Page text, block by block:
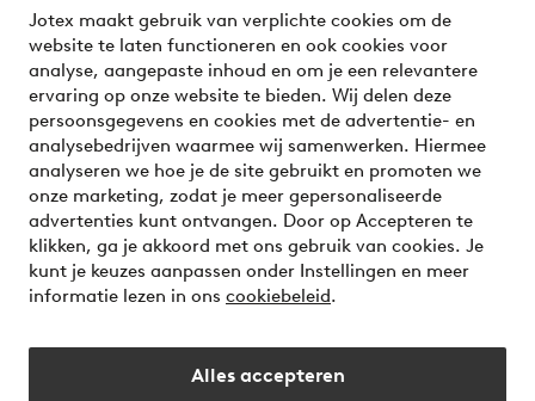
Jotex maakt gebruik van verplichte cookies om de
website te laten functioneren en ook cookies voor
analyse, aangepaste inhoud en om je een relevantere
ervaring op onze website te bieden. Wij delen deze
persoonsgegevens en cookies met de advertentie- en
analysebedrijven waarmee wij samenwerken. Hiermee
analyseren we hoe je de site gebruikt en promoten we
onze marketing, zodat je meer gepersonaliseerde
advertenties kunt ontvangen. Door op Accepteren te
klikken, ga je akkoord met ons gebruik van cookies. Je
kunt je keuzes aanpassen onder Instellingen en meer
informatie lezen in ons cookiebeleid.
Alles accepteren
Veilig betalen - Nu betalen of opsplitsen
Wil je meer weten over onze betaalopties?